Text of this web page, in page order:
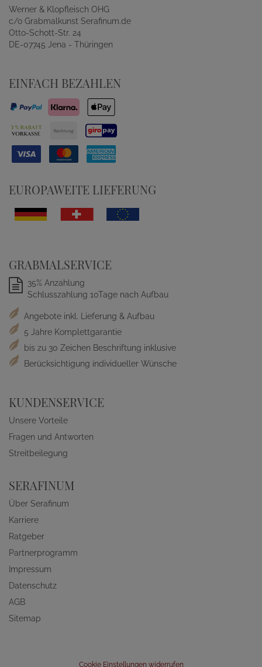
Werner & Klopfleisch OHG
c/o Grabmalkunst Serafinum.de
Otto-Schott-Str. 24
DE-07745 Jena - Thüringen
EINFACH BEZAHLEN
EUROPAWEITE LIEFERUNG
GRABMALSERVICE
35% Anzahlung
Schlusszahlung 10Tage nach Aufbau
Angebote inkl. Lieferung & Aufbau
5 Jahre Komplettgarantie
bis zu 30 Zeichen Beschriftung inklusive
Berücksichtigung individueller Wünsche
KUNDENSERVICE
Unsere Vorteile
Fragen und Antworten
Streitbeilegung
SERAFINUM
Über Serafinum
Karriere
Ratgeber
Partnerprogramm
Impressum
Datenschutz
AGB
Sitemap
Cookie Einstellungen widerrufen